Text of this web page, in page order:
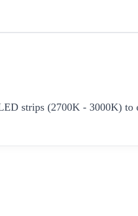
strips (2700K - 3000K) to